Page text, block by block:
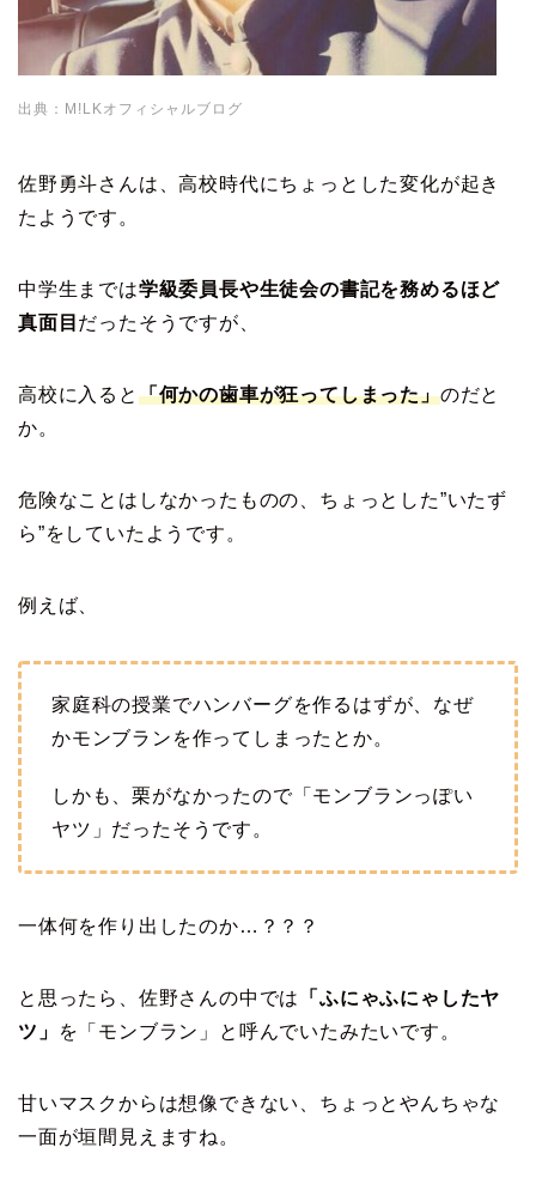
出典：M!LKオフィシャルブログ
佐野勇斗さんは、高校時代にちょっとした変化が起き
たようです。
中学生までは学級委員長や生徒会の書記を務めるほど
真面目 だったそうですが、
高校に入ると 「何かの歯車が狂ってしまった」のだと
か。
危険なことはしなかったものの、ちょっとした”いたず
ら”をしていたようです。
例えば、
家庭科の授業でハンバーグを作るはずが、なぜ
かモンブランを作ってしまったとか。
しかも、栗がなかったので「モンブランっぽい
ヤツ」だったそうです。
一体何を作り出したのか…？？？
と思ったら、佐野さんの中では
「ふにゃふにゃしたヤ
ツ」
を「モンブラン」と呼んでいたみたいです。
甘いマスクからは想像できない、ちょっとやんちゃな
一面が垣間見えますね。